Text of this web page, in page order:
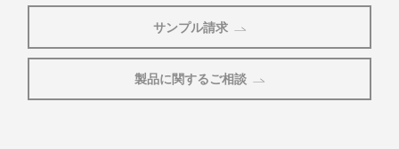
サンプル請求
製品に関するご相談